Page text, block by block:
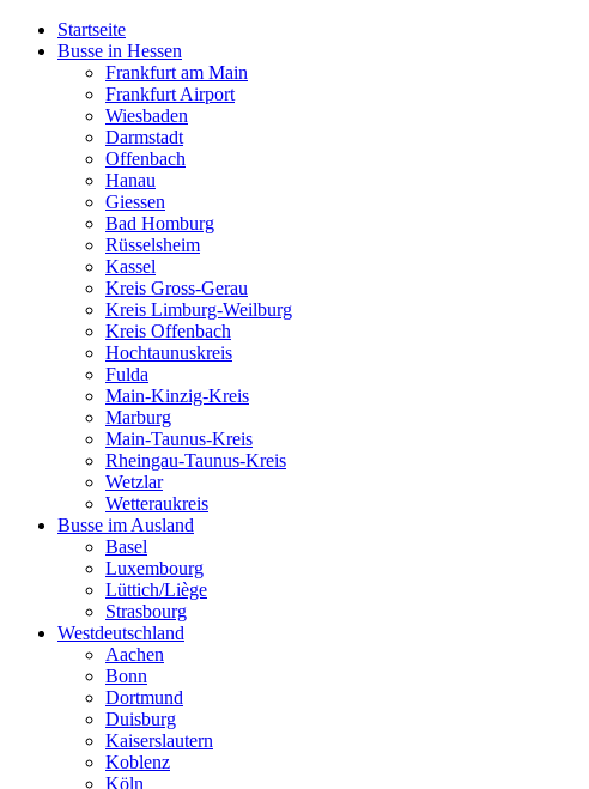
Startseite
Busse in Hessen
Frankfurt am Main
Frankfurt Airport
Wiesbaden
Darmstadt
Offenbach
Hanau
Giessen
Bad Homburg
Rüsselsheim
Kassel
Kreis Gross-Gerau
Kreis Limburg-Weilburg
Kreis Offenbach
Hochtaunuskreis
Fulda
Main-Kinzig-Kreis
Marburg
Main-Taunus-Kreis
Rheingau-Taunus-Kreis
Wetzlar
Wetteraukreis
Busse im Ausland
Basel
Luxembourg
Lüttich/Liège
Strasbourg
Westdeutschland
Aachen
Bonn
Dortmund
Duisburg
Kaiserslautern
Koblenz
Köln